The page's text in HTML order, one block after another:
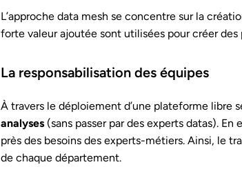
L’approche data mesh se concentre sur la
forte valeur ajoutée sont utilisées pour créer
La responsabilisation des équipes
À travers le déploiement d’une plateforme libre
analyses(sans passer par des experts datas).
près des besoins des experts-métiers. Ainsi, le
de chaque département.